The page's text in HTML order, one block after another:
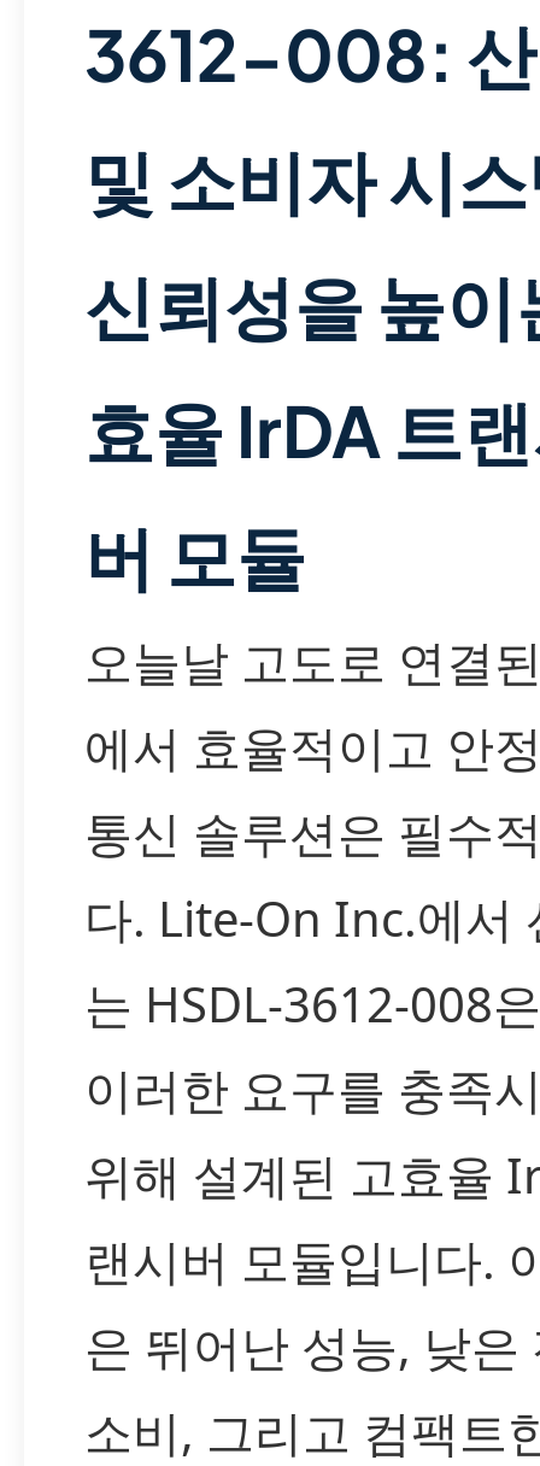
3612-008:
및 소비자 시
신뢰성을 높이
효율 IrDA 트
버 모듈
오늘날 고도로 연결
에서 효율적이고 안
통신 솔루션은 필수
다. Lite-On Inc.에서
는 HSDL-3612-008
이러한 요구를 충족
위해 설계된 고효율
랜시버 모듈입니다.
은 뛰어난 성능, 낮은
소비, 그리고 컴팩트